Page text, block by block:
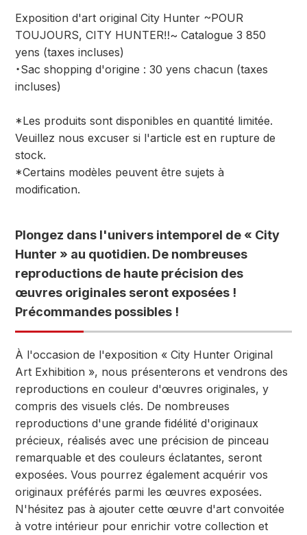
Exposition d'art original City Hunter ~POUR
TOUJOURS, CITY HUNTER‼~ Catalogue 3 850
yens (taxes incluses)
・Sac shopping d'origine : 30 yens chacun (taxes
incluses)
*Les produits sont disponibles en quantité limitée.
Veuillez nous excuser si l'article est en rupture de
stock.
*Certains modèles peuvent être sujets à
modification.
Plongez dans l'univers intemporel de « City
Hunter » au quotidien. De nombreuses
reproductions de haute précision des
œuvres originales seront exposées !
Précommandes possibles !
À l'occasion de l'exposition « City Hunter Original
Art Exhibition », nous présenterons et vendrons des
reproductions en couleur d'œuvres originales, y
compris des visuels clés. De nombreuses
reproductions d'une grande fidélité d'originaux
précieux, réalisés avec une précision de pinceau
remarquable et des couleurs éclatantes, seront
exposées. Vous pourrez également acquérir vos
originaux préférés parmi les œuvres exposées.
N'hésitez pas à ajouter cette œuvre d'art convoitée
à votre intérieur pour enrichir votre collection et